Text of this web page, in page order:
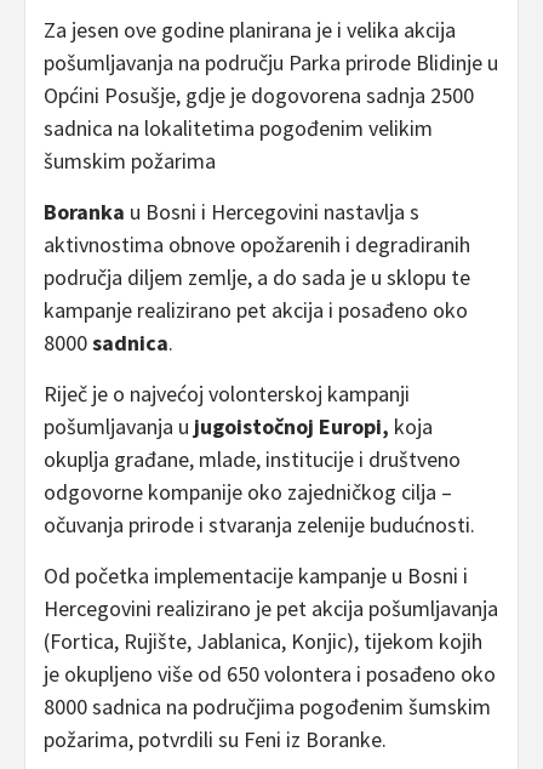
Za jesen ove godine planirana je i velika akcija
pošumljavanja na području Parka prirode Blidinje u
Općini Posušje, gdje je dogovorena sadnja 2500
sadnica na lokalitetima pogođenim velikim
šumskim požarima
Boranka u Bosni i Hercegovini nastavlja s
aktivnostima obnove opožarenih i degradiranih
područja diljem zemlje, a do sada je u sklopu te
kampanje realizirano pet akcija i posađeno oko
8000sadnica.
Riječ je o najvećoj volonterskoj kampanji
pošumljavanja u jugoistočnoj Europi, koja
okuplja građane, mlade, institucije i društveno
odgovorne kompanije oko zajedničkog cilja –
očuvanja prirode i stvaranja zelenije budućnosti.
Od početka implementacije kampanje u Bosni i
Hercegovini realizirano je pet akcija pošumljavanja
(Fortica, Rujište, Jablanica, Konjic), tijekom kojih
je okupljeno više od 650 volontera i posađeno oko
8000 sadnica na područjima pogođenim šumskim
požarima, potvrdili su Feni iz Boranke.